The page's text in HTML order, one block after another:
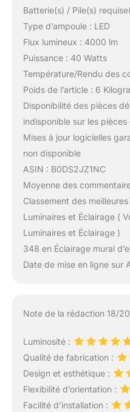
Batterie(s) / Pile(s)
Type d’ampoule : LED
Flux lumineux : 4000 lm
Puissance : 40 Watts
Température/Rendu des
Poids de l’article : 6
Disponibilité des pièces
indisponible sur les
Mises à jour logicielles
non disponible
ASIN : B0DS2JZ1NC
Moyenne des
Classement des
Luminaires et Éclairage (
Luminaires et Éclairage )
348 en Éclairage mural
Date de mise en ligne sur
Note de la rédaction 18/20
Luminosité :
Qualité de fabrication :
Design et esthétique :
Flexibilité d’orientation :
Facilité d’installation :